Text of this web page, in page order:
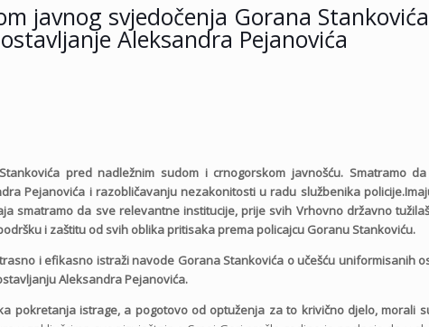
javnog svjedočenja Gorana
Aleksandra Pejanovića
pred nadležnim sudom i crnogorskom javnošću. Smatramo
Pejanovića i razobličavanju nezakonitosti u radu službenika policije.
smatramo da sve relevantne institucije, prije svih Vrhovno državno
i zaštitu od svih oblika pritisaka prema policajcu Goranu Stankoviću.
i efikasno istraži navode Gorana Stankovića o učešću uniformisanih
Aleksandra Pejanovića.
pokretanja istrage, a pogotovo od optuženja za to krivično djelo, morali